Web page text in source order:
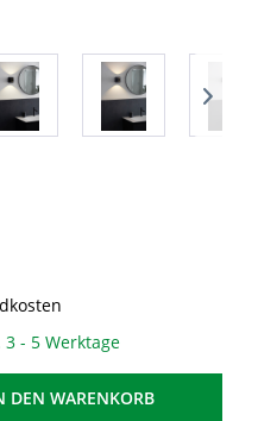
- 5 Werktage
DEN WARENKORB